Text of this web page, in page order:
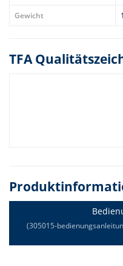
Gewicht
TFA
(305015-